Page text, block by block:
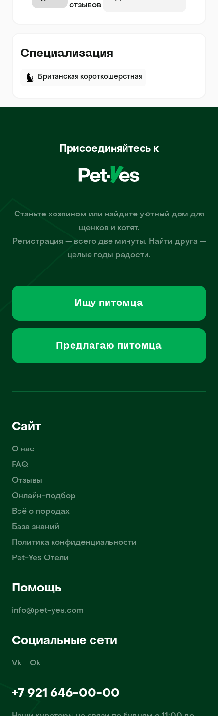
отзывов
Специализация
Британская короткошерстная
Присоединяйтесь к
Станьте хозяином или найдите уютный дом для
щенков и котят.
Регистрация — всего две минуты. Найти друга —
целые годы радости.
Ищу питомца
Предлагаю питомца
Сайт
О нас
FAQ
Отзывы
Онлайн-подбор
Всё о породах
База знаний
Политика конфиденциальности
Pet-Yes Отели
Помощь
info@pet-yes.com
Социальные сети
Vk Ok
+7 921 646-00-00